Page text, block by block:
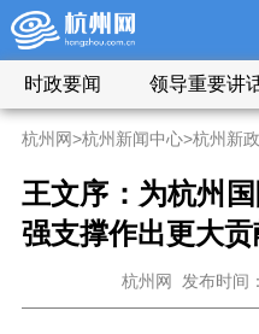
时政要闻 领导重要讲
杭州网>杭州新闻中心>杭州新政
王文序 ：为杭州
强支撑作出更大贡
杭州网 发布时间